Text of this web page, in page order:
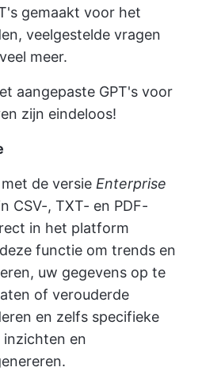
gemaakt voor het
veelgestelde vragen
meer.
aangepaste GPT's voor
zijn eindeloos!
de versie Enterprise
CSV-, TXT- en PDF-
in het platform
functie om trends en
uw gegevens op te
of verouderde
en zelfs specifieke
en